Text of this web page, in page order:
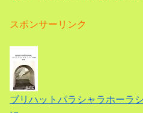
スポンサーリンク
ブリハットパラシャラホー